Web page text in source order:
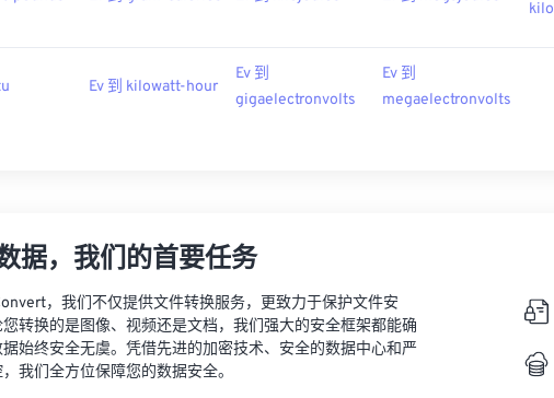
Ev 到 kilowatt-hour
Ev 到
gigaelectronvolts
Ev 到
megaelectronvolts
据，我们的首要任务
，我们不仅提供文件转换服务，更致力于保护文件安
转换的是图像、视频还是文档，我们强大的安全框架都能确
始终安全无虞。凭借先进的加密技术、安全的数据中心和严
我们全方位保障您的数据安全。